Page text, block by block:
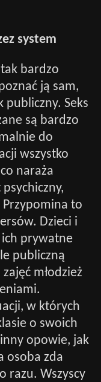
system
bardzo
ją sam,
Seks
są bardzo
do
wszystko
naraża
to
Dzieci i
ich prywatne
publiczną
młodzież
w których
o swoich
opowie, jak
osoba zda
razu. Wszyscy